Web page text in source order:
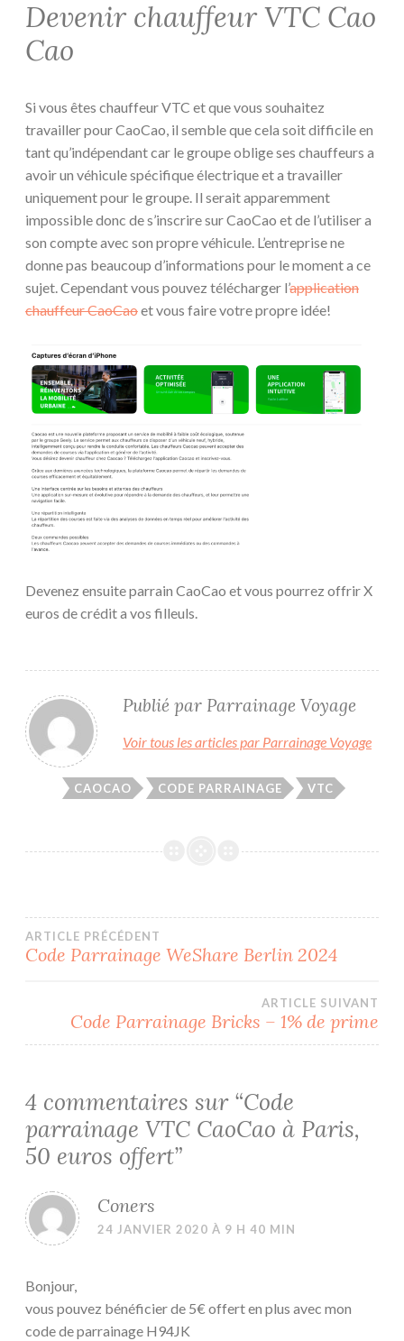
Devenir chauffeur VTC Cao
Cao
Si vous êtes chauffeur VTC et que vous souhaitez
travailler pour CaoCao, il semble que cela soit difficile en
tant qu’indépendant car le groupe oblige ses chauffeurs a
avoir un véhicule spécifique électrique et a travailler
uniquement pour le groupe. Il serait apparemment
impossible donc de s’inscrire sur CaoCao et de l’utiliser a
son compte avec son propre véhicule. L’entreprise ne
donne pas beaucoup d’informations pour le moment a ce
sujet. Cependant vous pouvez télécharger l’application
chauffeur CaoCaoet vous faire votre propre idée!
Devenez ensuite parrain CaoCao et vous pourrez offrir X
euros de crédit a vos filleuls.
Publié par Parrainage Voyage
Voir tous les articles par Parrainage Voyage
CAOCAO CODE PARRAINAGE VTC
Navigation
l’article
ARTICLE PRÉCÉDENT
Code Parrainage WeShare Berlin 2024
ARTICLE SUIVANT
Code Parrainage Bricks – 1% de prime
4 commentaires sur “Code
parrainage VTC CaoCao à Paris,
50 euros offert”
Coners
24 JANVIER 2020 À 9 H 40 MIN
Bonjour,
vous pouvez bénéficier de 5€ offert en plus avec mon
code de parrainage H94JK